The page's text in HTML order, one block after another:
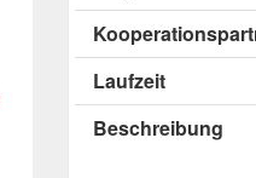
Laufzeit
Beschreibung